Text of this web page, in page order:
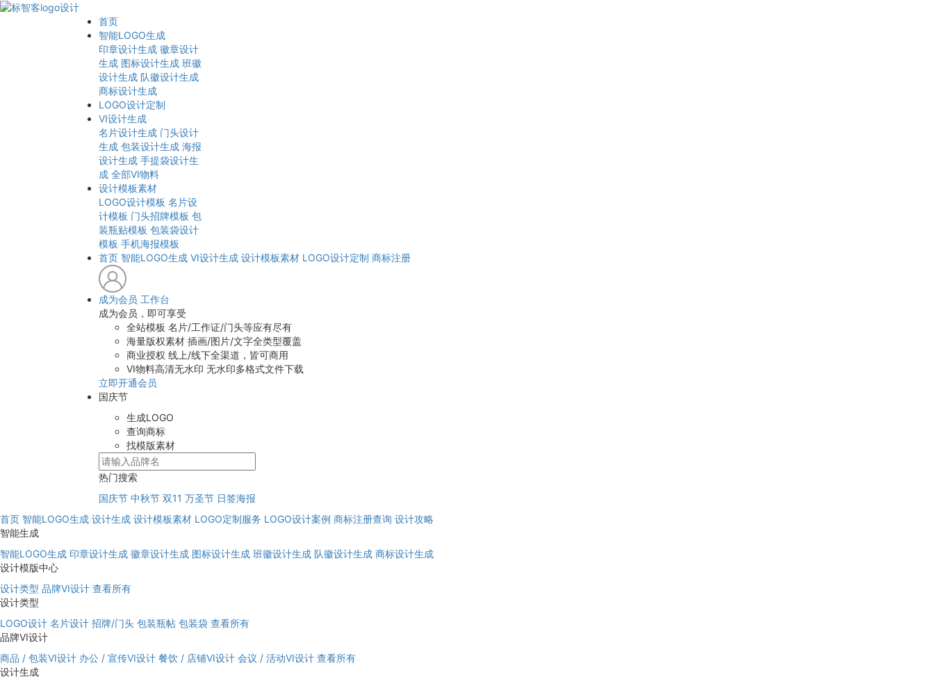
首页
智能LOGO生成
印章设计生成 徽章设计
生成 图标设计生成 班徽
设计生成 队徽设计生成
商标设计生成
LOGO设计定制
VI设计生成
名片设计生成 门头设计
生成 包装设计生成 海报
设计生成 手提袋设计生
成 全部VI物料
设计模板素材
LOGO设计模板 名片设
计模板 门头招牌模板 包
装瓶贴模板 包装袋设计
模板 手机海报模板
首页 智能LOGO生成 VI设计生成 设计模板素材 LOGO设计定制 商标注册
成为会员 工作台
成为会员，即可享受
全站模板 名片/工作证/门头等应有尽有
海量版权素材 插画/图片/文字全类型覆盖
商业授权 线上/线下全渠道，皆可商用
VI物料高清无水印 无水印多格式文件下载
立即开通会员
国庆节
生成LOGO
查询商标
找模版素材
热门搜索
国庆节 中秋节 双11 万圣节 日签海报
首页 智能LOGO生成 设计生成 设计模板素材 LOGO定制服务 LOGO设计案例 商标注册查询 设计攻略
智能生成
智能LOGO生成 印章设计生成 徽章设计生成 图标设计生成 班徽设计生成 队徽设计生成 商标设计生成
设计模版中心
设计类型 品牌VI设计 查看所有
设计类型
LOGO设计 名片设计 招牌/门头 包装瓶帖 包装袋 查看所有
品牌VI设计
商品 / 包装VI设计 办公 / 宣传VI设计 餐饮 / 店铺VI设计 会议 / 活动VI设计 查看所有
设计生成